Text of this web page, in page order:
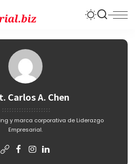
Carlos A. Chen
y marca corporativa de Liderazgo
Empresarial.